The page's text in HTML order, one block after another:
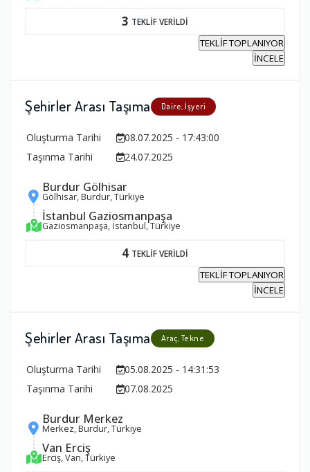
3 TEKLİF VERİLDİ
TEKLİF TOPLANIYOR
İNCELE
Şehirler Arası Taşıma Daire, İşyeri
Oluşturma Tarihi
08.07.2025 - 17:43:00
Taşınma Tarihi
24.07.2025
Burdur Gölhisar
Gölhisar, Burdur, Türkiye
İstanbul Gaziosmanpaşa
Gaziosmanpaşa, İstanbul, Türkiye
4 TEKLİF VERİLDİ
TEKLİF TOPLANIYOR
İNCELE
Şehirler Arası Taşıma Araç, Tekne
Oluşturma Tarihi
05.08.2025 - 14:31:53
Taşınma Tarihi
07.08.2025
Burdur Merkez
Merkez, Burdur, Türkiye
Van Erciş
Erciş, Van, Türkiye